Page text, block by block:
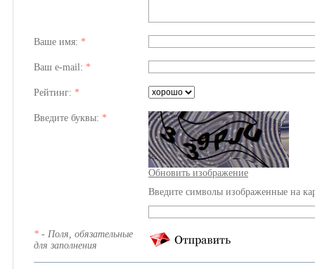
Ваше имя: *
Ваш e-mail: *
Рейтинг: *
Введите буквы: *
Обновить изображение
Введите символы изображенные на
* - Поля, обязательные
для заполнения